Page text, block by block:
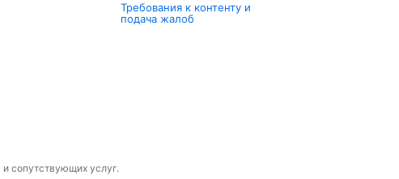
Требования к контенту и
подача жалоб
сопутствующих услуг.